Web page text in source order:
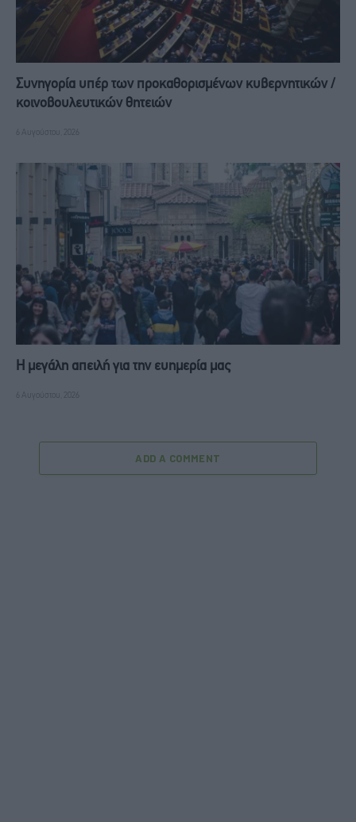
Συνηγορία υπέρ των προκαθορισμένων κυβερνητικών /
κοινοβουλευτικών θητειών
6 Αυγούστου, 2026
Η μεγάλη απειλή για την ευημερία μας
6 Αυγούστου, 2026
ADD A COMMENT